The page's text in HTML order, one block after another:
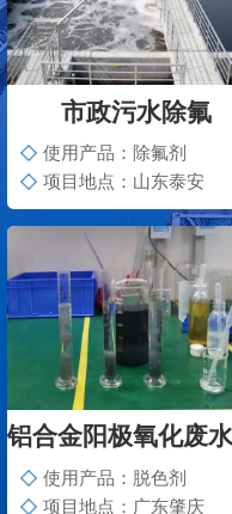
市政污水除氟
使用产品：除氟剂
项目地点：山东泰安
使用产品：脱色剂
项目地点：广东肇庆